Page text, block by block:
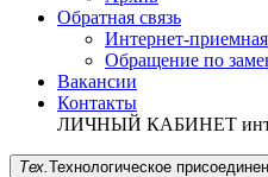
Обратная связь
Интернет-приемная
Обращение по
Вакансии
Контакты
ЛИЧНЫЙ КАБИНЕТ
Тех.Технологическое